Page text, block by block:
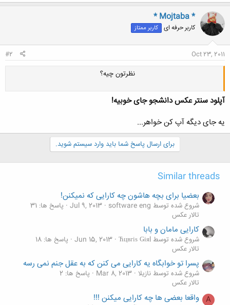
* Mojtaba *
کاربر حرفه ای کاربر ممتاز
Oct 23, 2011
#2
نظرتون چیه؟
آپلود سنتر عکس دانشجو جای خوبیه!
یه جای دیگه آپ کن خواهر...
برای ارسال پاسخ شما باید وارد سیستم شوید.
Similar threads
بعضیا برای بچه هاشون چه کارایی که نمیکنن!
شروع شده توسط software eng Jul 9, 2013 پاسخ ها: 31
تالار عکس
کارایی مامان و بابا
شروع شده توسط Ћцвгіѕ Ǥіяl Jun 15, 2013 پاسخ ها: 18
تالار عکس
پسرا تو خوابگاه یه کارایی می کنن که به عقل جنم نمی رسه
شروع شده توسط نازیلا Mar 8, 2013
پاسخ ها: 2
تالار عکس
A واقعا بعضی ها چه کارایی میکنن !!!